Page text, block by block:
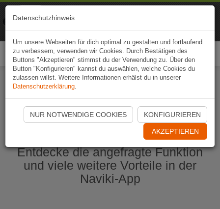
Naviki App jetzt öffnen
Entdecke die angefragte Funktion
und viele weitere Vorteile in der
Naviki-App
Datenschutzhinweis
Um unsere Webseiten für dich optimal zu gestalten und fortlaufend
zu verbessern, verwenden wir Cookies. Durch Bestätigen des
Buttons "Akzeptieren" stimmst du der Verwendung zu. Über den
Button "Konfigurieren" kannst du auswählen, welche Cookies du
zulassen willst. Weitere Informationen erhälst du in unserer
Datenschutzerklärung.
NUR NOTWENDIGE COOKIES KONFIGURIEREN
AKZEPTIEREN
Naviki